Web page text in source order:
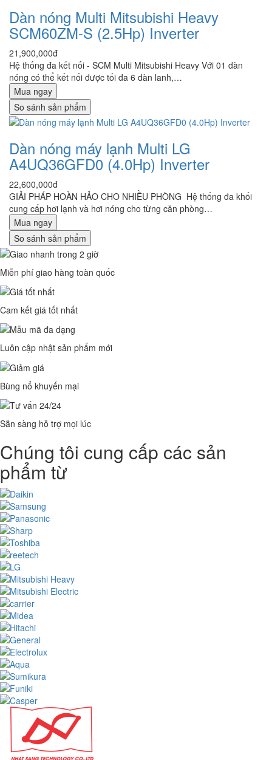
Dàn nóng Multi Mitsubishi Heavy
SCM60ZM-S (2.5Hp) Inverter
21,900,000đ
Hệ thống đa kết nối - SCM Multi Mitsubishi Heavy Với 01 dàn
nóng có thể kết nối được tối đa 6 dàn lanh,…
Mua ngay
So sánh sản phẩm
Dàn nóng máy lạnh Multi LG
A4UQ36GFD0 (4.0Hp) Inverter
22,600,000đ
GIẢI PHÁP HOÀN HẢO CHO NHIỀU PHÒNG Hệ thống đa khối
cung cấp hơi lạnh và hơi nóng cho từng căn phòng…
Mua ngay
So sánh sản phẩm
Miễn phí giao hàng toàn quốc
Cam kết giá tốt nhất
Luôn cập nhật sản phẩm mới
Bùng nổ khuyến mại
Sẵn sàng hỗ trợ mọi lúc
Chúng tôi cung cấp các sản
phẩm từ